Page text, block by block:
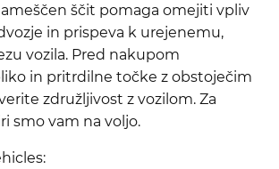
ščit pomaga omejiti vpliv
in prispeva k urejenemu,
vozila. Pred nakupom
in pritrdilne točke z obstoječim
združljivost z vozilom. Za
smo vam na voljo.